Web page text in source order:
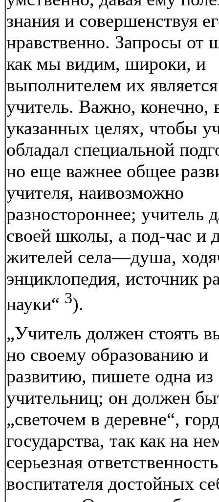
знания и совершенствуя
нравственно. Запросы от
как мы видим, широки, и
выполнителем их является
учитель. Важно, конечно,
указанных целях, чтобы
обладал специальной
но еще важнее общее
учителя, наивозможно
разностороннее; учитель
своей школы, а под-час и
жителей села—душа,
энциклопедия, источник
науки“ 3).
„Учитель должен стоять
но своему образованию и
развитию, пишете одна из
учительниц; он должен
„светочем в деревне“,
государства, так как на
серьезная
воспитателя достойных